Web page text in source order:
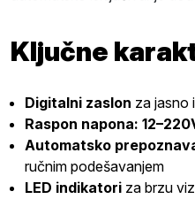
Ključne
Digitalni zaslon za jasno
Raspon napona:
Automatsko
ručnim podešavanjem
LED indikatori za brzu